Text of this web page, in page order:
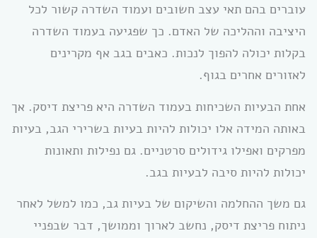
עוברים בהם תאי עצב חשובים ועמוד השדרה קשור לכל
היציבה וההליכה של האדם. כך שפגיעה בעמוד השדרה
בקלות יכולה להפוך לנכות. כאבים בגב אף מקרינים
לאזורים אחרים בגוף.
אחת הבעיות השכיחות בעמוד השדרה היא פריצת דיסק. אך
באותה המידה אלו יכולות להיות בעיות בשרירי הגב, בעיות
מפרקים ואפילו גידולים סרטניים. גם נפילות ותאונות
יכולות להיות סיבה לבעיות בגב.
גם משך ההחלמה והשיקום של בעיות גב, כמו למשל לאחר
ניתוח פריצת דיסק, נחשב לארוך וממושך, דבר שבפניי